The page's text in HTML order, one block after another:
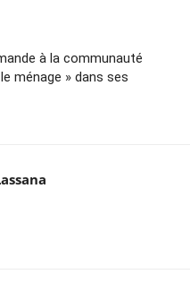
à la communauté
ménage » dans ses